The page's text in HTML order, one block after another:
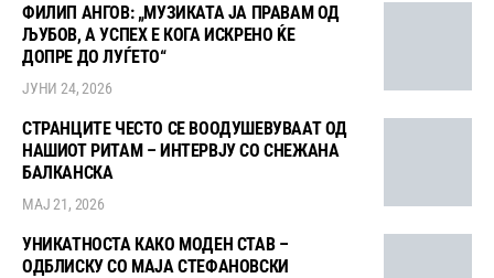
ФИЛИП АНГОВ: „МУЗИКАТА ЈА ПРАВАМ ОД
ЉУБОВ, А УСПЕХ Е КОГА ИСКРЕНО ЌЕ
ДОПРЕ ДО ЛУЃЕТО“
ЈУНИ 24, 2026
СТРАНЦИТЕ ЧЕСТО СЕ ВООДУШЕВУВААТ ОД
НАШИОТ РИТАМ – ИНТЕРВЈУ СО СНЕЖАНА
БАЛКАНСКА
МАЈ 21, 2026
УНИКАТНОСТА КАКО МОДЕН СТАВ –
ОДБЛИСКУ СО МАЈА СТЕФАНОВСКИ